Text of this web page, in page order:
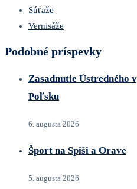
Súťaže
Vernisáže
Podobné príspevky
Zasadnutie Ústredného
Poľsku
6. augusta 2026
Šport na Spiši a Orave
5. augusta 2026